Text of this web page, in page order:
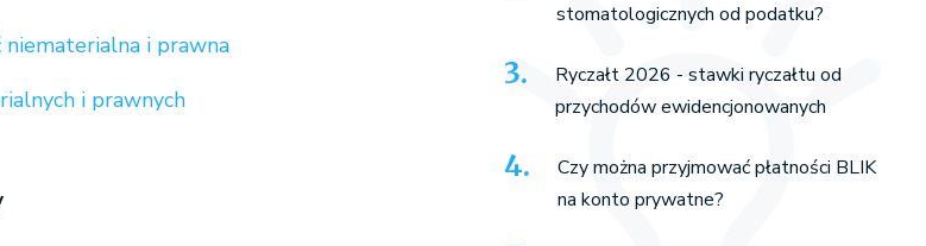
i prawna
i prawnych
stomatologicznych od podatku?
Ryczałt 2026 - stawki ryczałtu od
przychodów ewidencjonowanych
Czy można przyjmować płatności BLIK
na konto prywatne?